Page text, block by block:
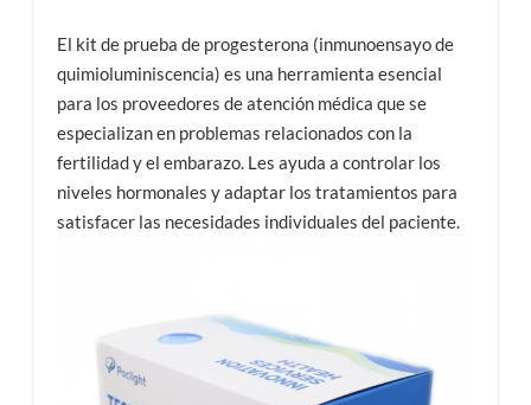
El kit de prueba de progesterona (inmunoensayo de
quimioluminiscencia) es una herramienta esencial
para los proveedores de atención médica que se
especializan en problemas relacionados con la
fertilidad y el embarazo. Les ayuda a controlar los
niveles hormonales y adaptar los tratamientos para
satisfacer las necesidades individuales del paciente.